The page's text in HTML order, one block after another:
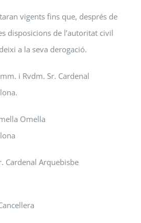
vigents fins que, després de
disposicions de l’autoritat civil
a la seva derogació.
i Rvdm. Sr. Cardenal
Omella
Cardenal Arquebisbe